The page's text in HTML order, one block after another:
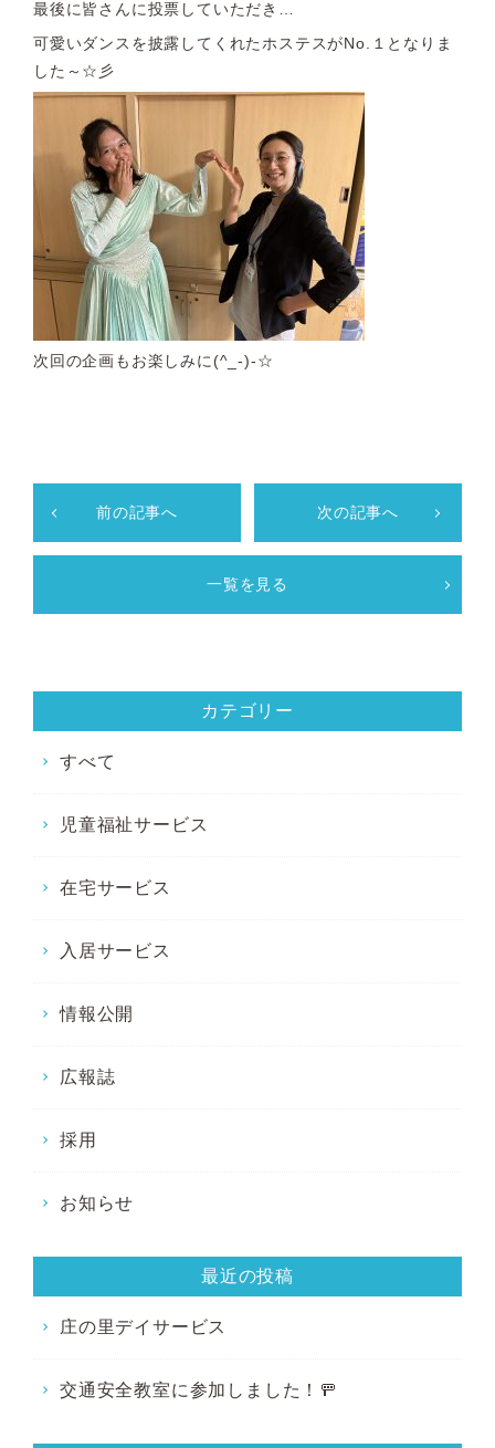
最後に皆さんに投票していただき…
可愛いダンスを披露してくれたホステスがNo.１となりま
した～☆彡
次回の企画もお楽しみに(^_-)-☆
前の記事へ
一覧を見る
次の記事へ
カテゴリー
すべて
児童福祉サービス
在宅サービス
入居サービス
情報公開
広報誌
採用
お知らせ
最近の投稿
庄の里デイサービス
交通安全教室に参加しました！🚥